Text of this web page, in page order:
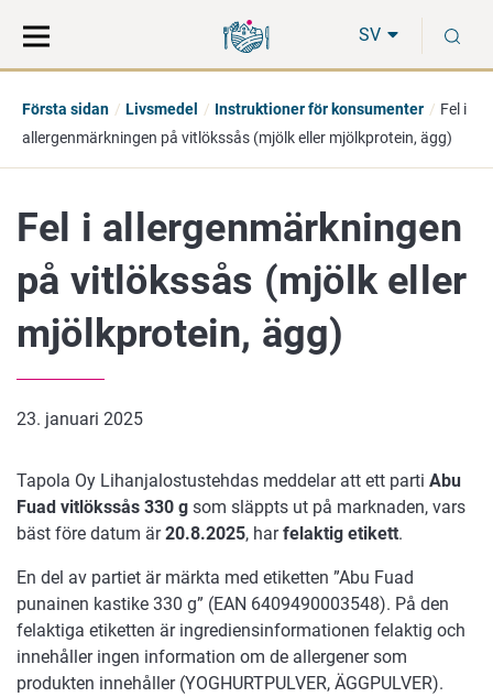
direkt
till
på
hela
SV
Första sidan Livsmedel Instruktioner för konsumenter
Fel i
allergenmärkningen på vitlökssås (mjölk eller mjölkprotein, ägg)
Fel i allergenmärkningen
på vitlökssås (mjölk eller
mjölkprotein, ägg)
23. januari 2025
Tapola Oy Lihanjalostustehdas meddelar att ett parti Abu
Fuad vitlökssås 330 g som släppts ut på marknaden, vars
bäst före datum är20.8.2025, harfelaktig etikett.
En del av partiet är märkta med etiketten ”Abu Fuad
punainen kastike 330 g” (EAN 6409490003548). På den
felaktiga etiketten är ingrediensinformationen felaktig och
innehåller ingen information om de allergener som
produkten innehåller (YOGHURTPULVER, ÄGGPULVER).